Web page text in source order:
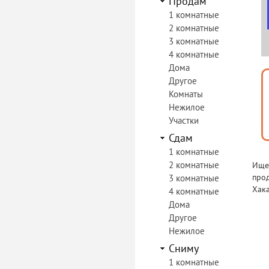
1 комнатные
2 комнатные
3 комнатные
4 комнатные
Дома
Другое
Комнаты
Нежилое
Участки
Сдам
1 комнатные
2 комнатные
3 комнатные
4 комнатные
Дома
Другое
Нежилое
Сниму
1 комнатные